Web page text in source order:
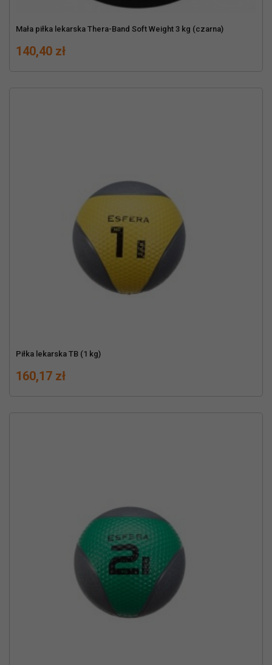
Mała piłka lekarska Thera-Band Soft Weight 3 kg (czarna)
Cena
140,40 zł
Piłka lekarska TB (1 kg)
Cena
160,17 zł